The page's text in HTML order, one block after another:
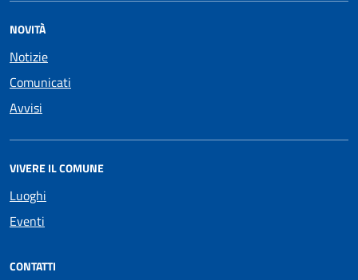
NOVITÀ
Notizie
Comunicati
Avvisi
VIVERE IL COMUNE
Luoghi
Eventi
CONTATTI